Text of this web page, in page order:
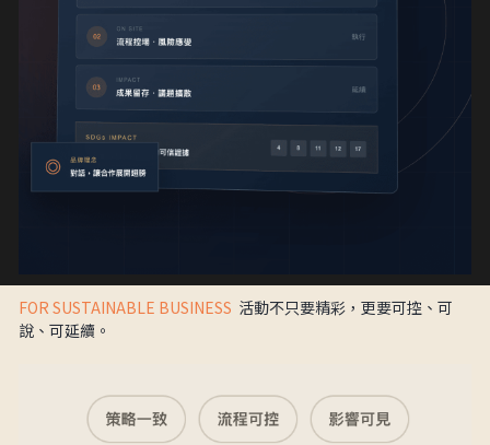
FOR SUSTAINABLE BUSINESS 活動不只要精彩，更要可控、可
說、可延續。